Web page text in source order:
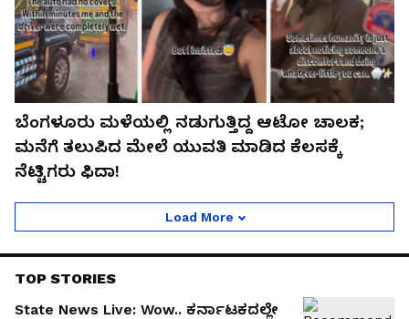
ಬೆಂಗಳೂರು ಮಳೆಯಲ್ಲಿ ನಡುಗುತ್ತಿದ್ದ ಆಟೋ ಚಾಲಕ;
ಮನೆಗೆ ತಲುಪಿದ ಮೇಲೆ ಯುವತಿ ಮಾಡಿದ ಕೆಲಸಕ್ಕೆ
ನೆಟ್ಟಿಗರು ಫಿದಾ!
Load More
TOP STORIES
State News Live: Wow.. ಕರ್ನಾಟಕದಲ್ಲೇ